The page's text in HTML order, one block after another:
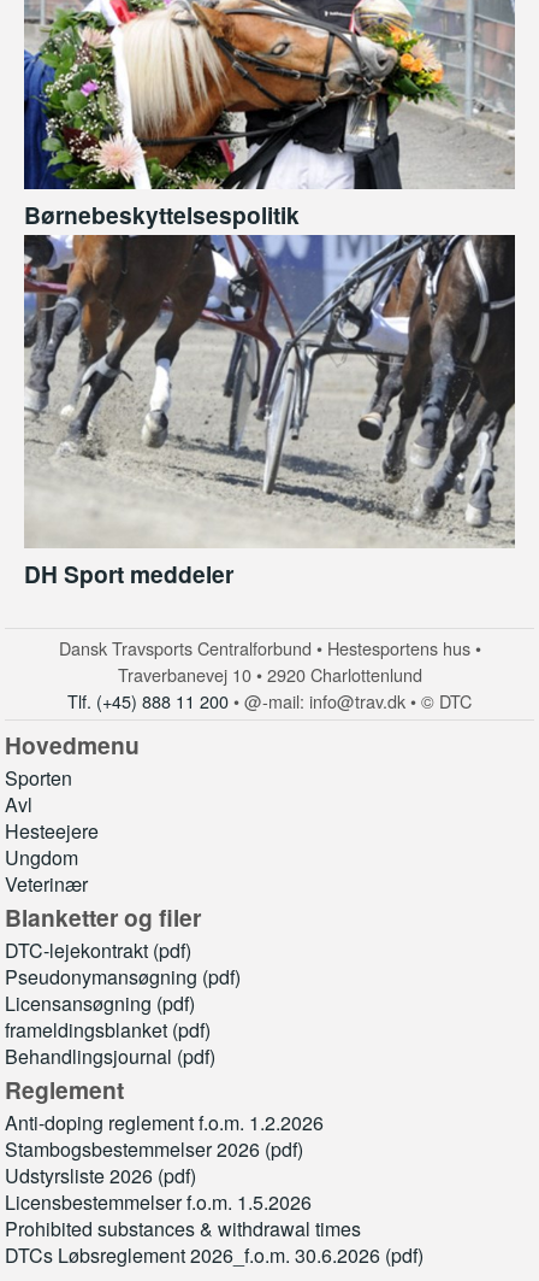
Børnebeskyttelsespolitik
DH Sport meddeler
Dansk Travsports Centralforbund • Hestesportens hus •
Traverbanevej 10 • 2920 Charlottenlund
Tlf. (+45) 888 11 200• @-mail: info@trav.dk • © DTC
Hovedmenu
Sporten
Avl
Hesteejere
Ungdom
Veterinær
Blanketter og filer
DTC-lejekontrakt (pdf)
Pseudonymansøgning (pdf)
Licensansøgning (pdf)
frameldingsblanket (pdf)
Behandlingsjournal (pdf)
Reglement
Anti-doping reglement f.o.m. 1.2.2026
Stambogsbestemmelser 2026 (pdf)
Udstyrsliste 2026 (pdf)
Licensbestemmelser f.o.m. 1.5.2026
Prohibited substances & withdrawal times
DTCs Løbsreglement 2026_f.o.m. 30.6.2026 (pdf)